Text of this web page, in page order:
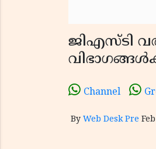
ജിഎസ്ടി
Channel
By Web Desk Pre